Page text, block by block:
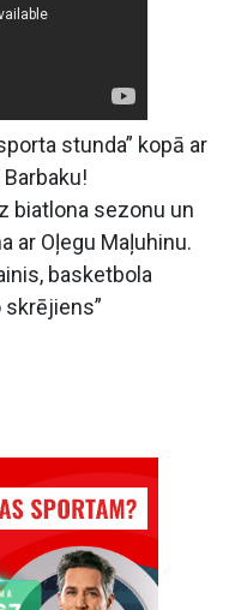
stunda” kopā ar
biatlona sezonu un
ar Oļegu Maļuhinu.
basketbola